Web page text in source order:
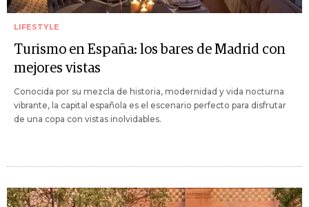
LIFESTYLE
Turismo en España: los bares de Madrid con
mejores vistas
Conocida por su mezcla de historia, modernidad y vida nocturna
vibrante, la capital española es el escenario perfecto para disfrutar
de una copa con vistas inolvidables.